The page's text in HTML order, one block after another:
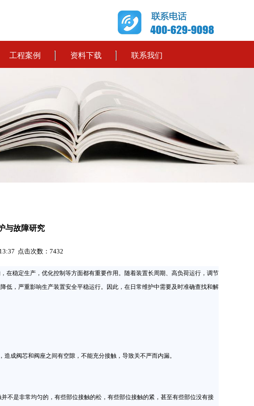
工程案例 资料下载 联系我们
与故障研究
点击次数：7432
在稳定生产，优化控制等方面都有重要作用。随着装置长周期、高负荷运行，调节
低，严重影响生产装置安全平稳运行。因此，在日常维护中需要及时准确查找和解
阀芯和阀座之间有空隙，不能充分接触，导致关不严而内漏。
是非常均匀的，有些部位接触的松，有些部位接触的紧，甚至有些部位没有接